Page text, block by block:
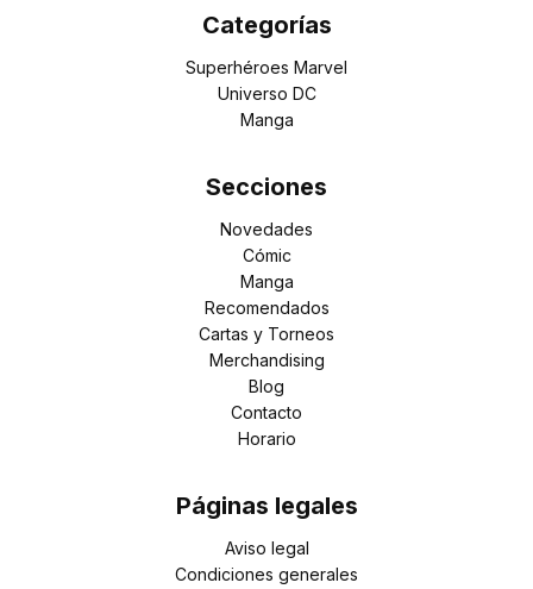
Categorías
Superhéroes Marvel
Universo DC
Manga
Secciones
Novedades
Cómic
Manga
Recomendados
Cartas y Torneos
Merchandising
Blog
Contacto
Horario
Páginas legales
Aviso legal
Condiciones generales